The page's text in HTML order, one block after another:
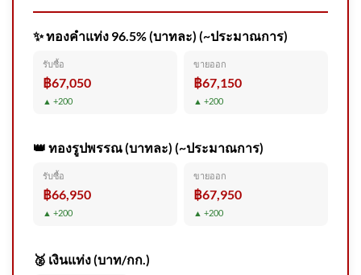
✨ ทองคำแท่ง 96.5% (บาทละ) (~ประมาณการ)
รับซื้อ
฿67,050
▲ +200
ขายออก
฿67,150
▲ +200
👑 ทองรูปพรรณ (บาทละ) (~ประมาณการ)
รับซื้อ
฿66,950
▲ +200
ขายออก
฿67,950
▲ +200
🥈 เงินแท่ง (บาท/กก.)